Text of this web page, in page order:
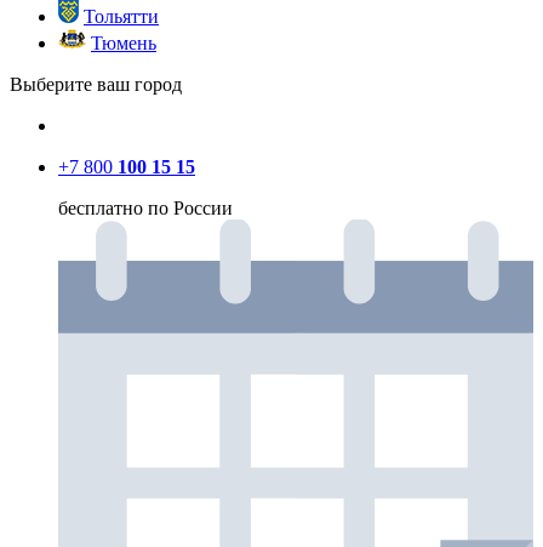
Тольятти
Тюмень
Выберите ваш город
+7 800 100 15 15
бесплатно по России